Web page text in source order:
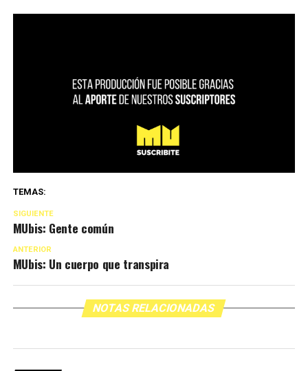
TEMAS:
SIGUIENTE
MUbis: Gente común
ANTERIOR
MUbis: Un cuerpo que transpira
NOTAS RELACIONADAS